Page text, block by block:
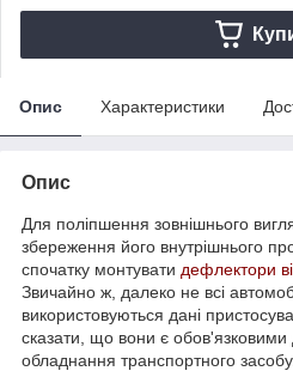
Опис Характеристики
Опис
Для поліпшення зовнішнього
збереження його внутрішнього
спочатку монтувати дефлектори
Звичайно ж, далеко не всі
використовуються дані
сказати, що вони є
обладнання транспортного